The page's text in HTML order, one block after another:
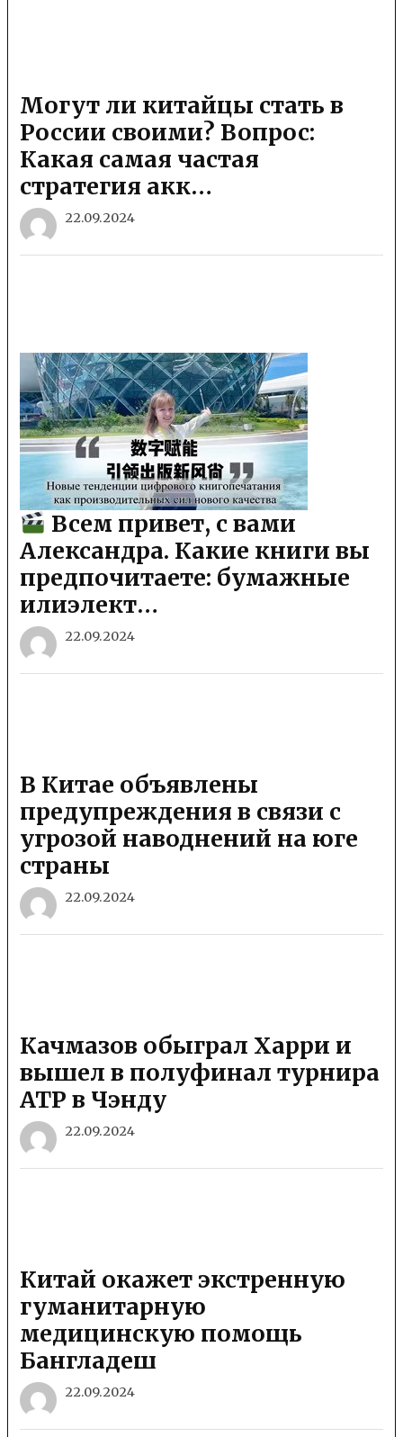
​​Могут ли китайцы стать в
России своими? Вопрос:
Какая самая частая
стратегия акк…
22.09.2024
Всем привет, с вами
Александра. Какие книги вы
предпочитаете: бумажные
илиэлект…
22.09.2024
В Китае объявлены
предупреждения в связи с
угрозой наводнений на юге
страны
22.09.2024
Качмазов обыграл Харри и
вышел в полуфинал турнира
ATP в Чэнду
22.09.2024
Китай окажет экстренную
гуманитарную
медицинскую помощь
Бангладеш
22.09.2024